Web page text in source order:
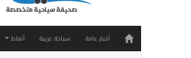
أخبار عامة سياحة عربية أنماط